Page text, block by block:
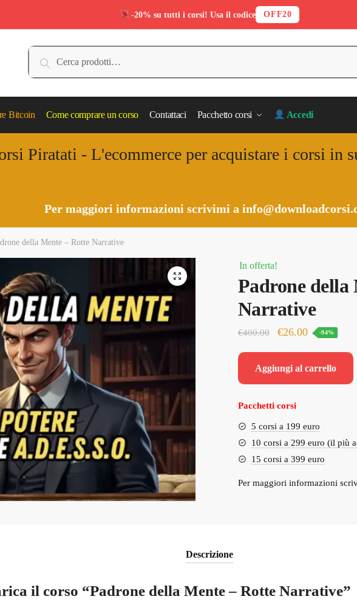
Cerca:
Cerca
Bitcoin Come comprare un corso Contattaci Pacchetto corsi Accedi
Piratati - L'ecommerce per acquistare i corsi in
Per maggiori informazioni scrivimi a
della Mente – Rotte Narrative
In offerta!
Padrone della
Narrative
€400.00
Il
originale
era:
€400.00.
€26.00Il
attuale
è:
-94%
Aggiungi al carrello
Pacchetti corsi
5 corsi a 199 euro
10 corsi a 299 euro (il più
15 corsi a 399 euro
Per maggiori informazioni
Descrizione
il corso “Padrone della Mente – Rotte Narrative”
-20% su tutti i corsi! Usa il codice OFF20